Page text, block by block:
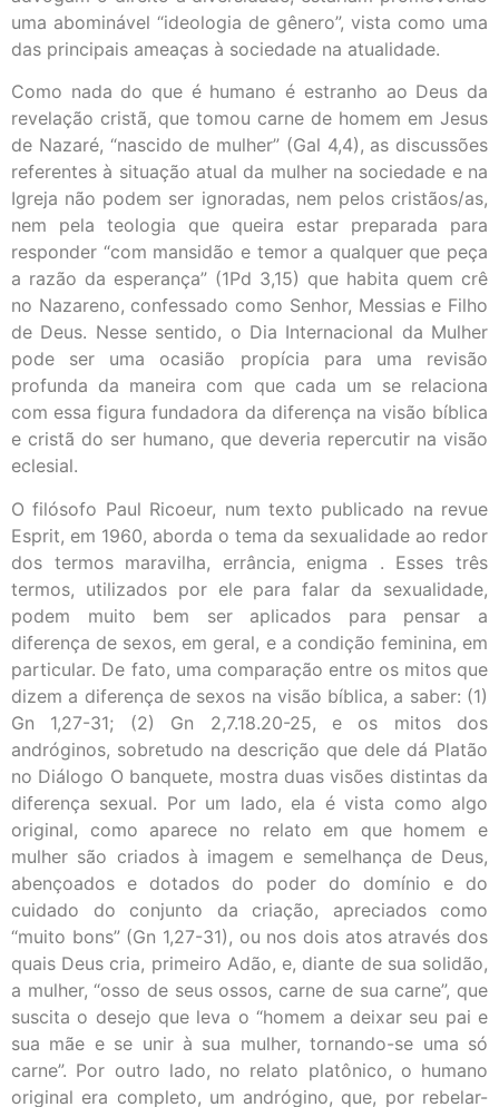
uma abominável “ideologia de gênero”, vista como uma
das principais ameaças à sociedade na atualidade.
Como nada do que é humano é estranho ao Deus da
revelação cristã, que tomou carne de homem em Jesus
de Nazaré, “nascido de mulher” (Gal 4,4), as discussões
referentes à situação atual da mulher na sociedade e na
Igreja não podem ser ignoradas, nem pelos cristãos/as,
nem pela teologia que queira estar preparada para
responder “com mansidão e temor a qualquer que peça
a razão da esperança” (1Pd 3,15) que habita quem crê
no Nazareno, confessado como Senhor, Messias e Filho
de Deus. Nesse sentido, o Dia Internacional da Mulher
pode ser uma ocasião propícia para uma revisão
profunda da maneira com que cada um se relaciona
com essa figura fundadora da diferença na visão bíblica
e cristã do ser humano, que deveria repercutir na visão
eclesial.
O filósofo Paul Ricoeur, num texto publicado na revue
Esprit, em 1960, aborda o tema da sexualidade ao redor
dos termos maravilha, errância, enigma . Esses três
termos, utilizados por ele para falar da sexualidade,
podem muito bem ser aplicados para pensar a
diferença de sexos, em geral, e a condição feminina, em
particular. De fato, uma comparação entre os mitos que
dizem a diferença de sexos na visão bíblica, a saber: (1)
Gn 1,27-31; (2) Gn 2,7.18.20-25, e os mitos dos
andróginos, sobretudo na descrição que dele dá Platão
no Diálogo O banquete, mostra duas visões distintas da
diferença sexual. Por um lado, ela é vista como algo
original, como aparece no relato em que homem e
mulher são criados à imagem e semelhança de Deus,
abençoados e dotados do poder do domínio e do
cuidado do conjunto da criação, apreciados como
“muito bons” (Gn 1,27-31), ou nos dois atos através dos
quais Deus cria, primeiro Adão, e, diante de sua solidão,
a mulher, “osso de seus ossos, carne de sua carne”, que
suscita o desejo que leva o “homem a deixar seu pai e
sua mãe e se unir à sua mulher, tornando-se uma só
carne”. Por outro lado, no relato platônico, o humano
original era completo, um andrógino, que, por rebelar-